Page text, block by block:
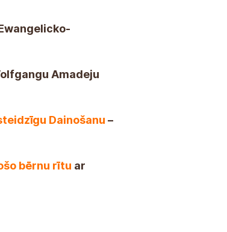
z Wolfgangiem
na spokojną
poranek dla